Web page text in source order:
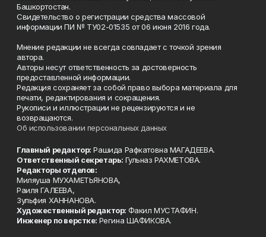
Башкортостан.
Свидетельство о регистрации средства массовой
информации ПИ № ТУ02-01535 от 06 июня 2016 года.
Мнение редакции не всегда совпадает с точкой зрения
автора.
Авторы несут ответственность за достоверность
предоставленной информации.
Редакция сохраняет за собой право выбора материала для
печати, редактирования и сокращения.
Рукописи и иллюстрации не рецензируются и не
возвращаются.
Об использовании персональных данных
Главный редактор: Рашида Рафкатовна МАГАДЕЕВА.
Ответственный секретарь: Гульназ РАХМЕТОВА.
Редакторы отделов:
Миляуша МУХАМЕТЬЯНОВА,
Раиля ГАЛЕЕВА,
Зульфия ХАННАНОВА.
Художественный редактор: Факил МУСТАФИН.
Инженер по верстке: Регина ШАФИКОВА.